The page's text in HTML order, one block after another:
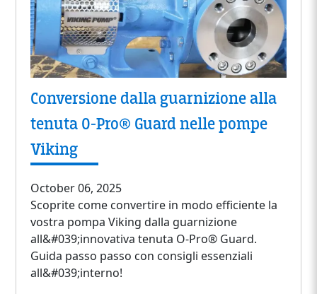
Conversione dalla guarnizione alla
tenuta O-Pro® Guard nelle pompe
Viking
October 06, 2025
Scoprite come convertire in modo efficiente la
vostra pompa Viking dalla guarnizione
all&#039;innovativa tenuta O-Pro® Guard.
Guida passo passo con consigli essenziali
all&#039;interno!